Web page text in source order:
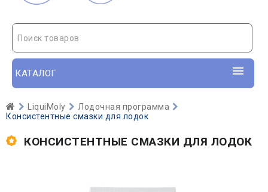
Поиск товаров
КАТАЛОГ
LiquiMoly
Лодочная программа
Консистентные смазки для лодок
КОНСИСТЕНТНЫЕ СМАЗКИ ДЛЯ ЛОДОК